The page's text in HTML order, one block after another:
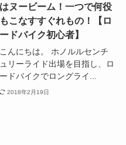
はヌービーム！一つで何役
もこなすすぐれもの！【ロ
ードバイク初心者】
こんにちは。 ホノルルセンチ
ュリーライド出場を目指し、ロ
ードバイクでロングライ...
2018年2月19日